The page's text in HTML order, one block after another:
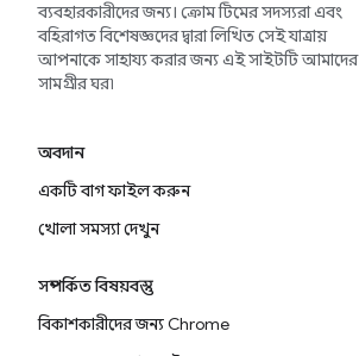
ব্যবহারকারীদের জন্য। ক্রোম টিমের সদস্যরা এবং
বহিরাগত বিশেষজ্ঞদের দ্বারা লিখিত সেই যাত্রায়
আপনাকে সাহায্য করার জন্য এই সাইটটি আমাদের
সামগ্রীর ঘর৷
অবদান
একটি বাগ ফাইল করুন
খোলা সমস্যা দেখুন
সম্পর্কিত বিষয়বস্তু
বিকাশকারীদের জন্য Chrome